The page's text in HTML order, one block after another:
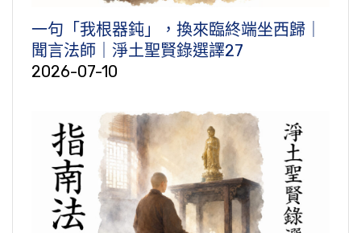
一句「我根器鈍」，換來臨終端坐西歸｜
聞言法師｜淨土聖賢錄選譯27
2026-07-10